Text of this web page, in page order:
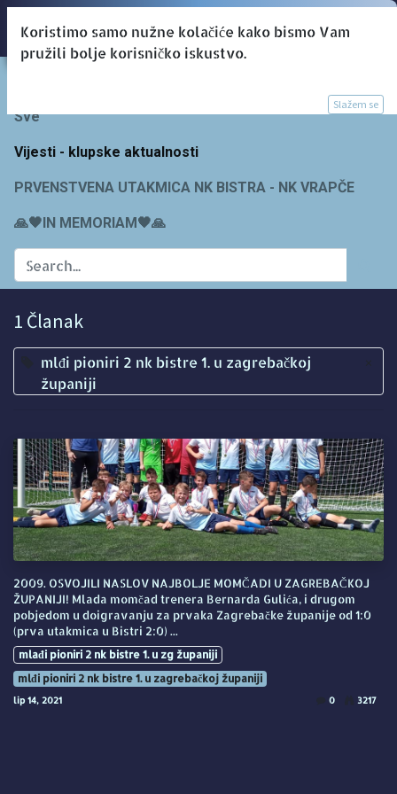
Sve
Vijesti - klupske aktualnosti
PRVENSTVENA UTAKMICA NK BISTRA - NK VRAPČE
🙏🖤IN MEMORIAM🖤🙏
1 Članak
mlđi pioniri 2 nk bistre 1. u zagrebačkoj
županiji
×
2009. OSVOJILI NASLOV NAJBOLJE MOMČADI U ZAGREBAČKOJ
ŽUPANIJI! Mlada momčad trenera Bernarda Gulića, i drugom
pobjedom u doigravanju za prvaka Zagrebačke županije od 1:0
(prva utakmica u Bistri 2:0) ...
mlađi pioniri 2 nk bistre 1. u zg županiji
mlđi pioniri 2 nk bistre 1. u zagrebačkoj županiji
lip 14, 2021 0 3217
Koristimo samo nužne kolačiće kako bismo Vam
pružili bolje korisničko iskustvo.
Slažem se